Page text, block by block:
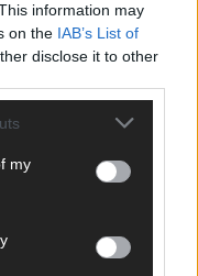
information may
on the IAB’s List of
disclose it to other
my